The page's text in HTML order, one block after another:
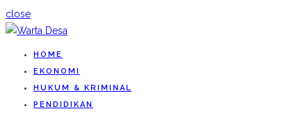
close
HOME
EKONOMI
HUKUM & KRIMINAL
PENDIDIKAN